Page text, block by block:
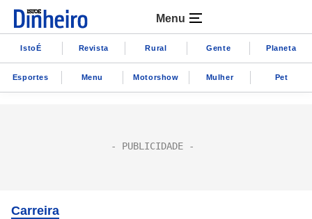
Menu
IstoÉ Revista Rural Gente Planeta
Esportes Menu Motorshow Mulher Pet
Carreira